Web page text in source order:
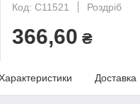
Код: C11521
Роздріб
366,60 ₴
Доставка